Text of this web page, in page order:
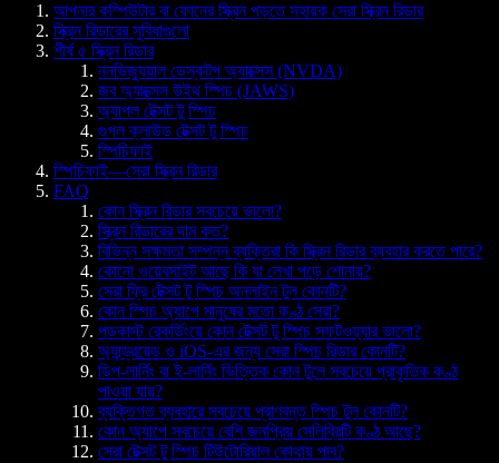
আপনার কম্পিউটার বা ফোনের স্ক্রিন পড়তে সহায়ক সেরা স্ক্রিন রিডার
স্ক্রিন রিডারের সুবিধাগুলো
শীর্ষ ৫ স্ক্রিন রিডার
ননভিজ্যুয়াল ডেস্কটপ অ্যাক্সেস (NVDA)
জব অ্যাক্সেস উইথ স্পিচ (JAWS)
অ্যাপল টেক্সট টু স্পিচ
গুগল ক্লাউড টেক্সট টু স্পিচ
স্পিচিফাই
স্পিচিফাই—সেরা স্ক্রিন রিডার
FAQ
কোন স্ক্রিন রিডার সবচেয়ে ভালো?
স্ক্রিন রিডারের দাম কত?
বিভিন্ন সক্ষমতা সম্পন্ন ব্যক্তিরা কি স্ক্রিন রিডার ব্যবহার করতে পারে?
কোনো ওয়েবসাইট আছে কি যা লেখা পড়ে শোনায়?
সেরা ফ্রি টেক্সট টু স্পিচ অনলাইন টুল কোনটি?
কোন স্পিচ অ্যাপে মানুষের মতো কণ্ঠ সেরা?
পডকাস্ট রেকর্ডিংয়ে কোন টেক্সট টু স্পিচ সফটওয়্যার ভালো?
অ্যান্ড্রয়েড ও iOS-এর জন্য সেরা স্পিচ রিডার কোনটি?
ডিপ-লার্নিং বা ই-লার্নিং ভিত্তিক কোন টুলে সবচেয়ে প্রাকৃতিক কণ্ঠ
পাওয়া যায়?
ব্যক্তিগত ব্যবহারে সবচেয়ে প্রাণবন্ত স্পিচ টুল কোনটি?
কোন অ্যাপে সবচেয়ে বেশি জনপ্রিয় সেলিব্রিটি কণ্ঠ আছে?
সেরা টেক্সট টু স্পিচ টিউটোরিয়াল কোথায় পাব?